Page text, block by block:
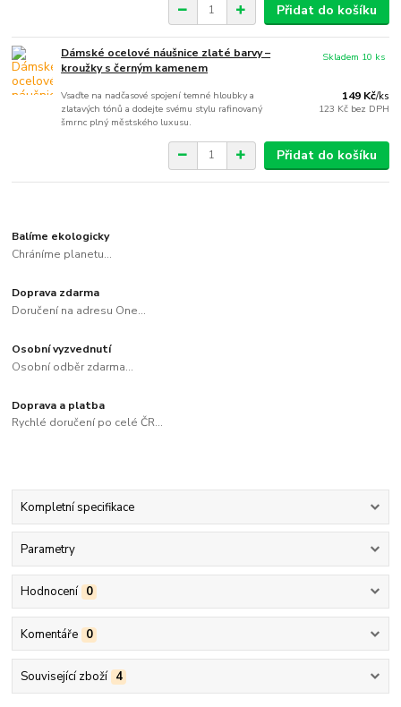
Přidat do košíku
Dámské ocelové náušnice zlaté barvy –
kroužky s černým kamenem
Vsaďte na nadčasové spojení temné hloubky a
zlatavých tónů a dodejte svému stylu rafinovaný
šmrnc plný městského luxusu.
149 Kč/ks
123 Kč bez DPH
Skladem 10 ks
Přidat do košíku
Balíme ekologicky
Chráníme planetu...
Doprava zdarma
Doručení na adresu One...
Osobní vyzvednutí
Osobní odběr zdarma...
Doprava a platba
Rychlé doručení po celé ČR...
Kompletní specifikace
Parametry
Hodnocení 0
Komentáře 0
Související zboží 4